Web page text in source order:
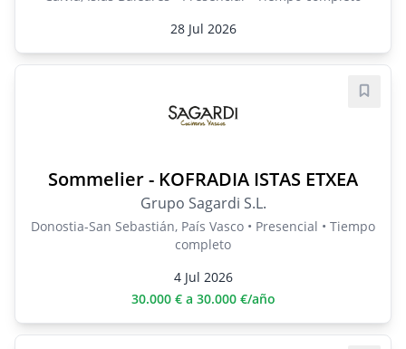
28 Jul 2026
Sommelier - KOFRADIA ISTAS ETXEA
Grupo Sagardi S.L.
Donostia-San Sebastián, País Vasco • Presencial • Tiempo
completo
4 Jul 2026
30.000 € a 30.000 €/año